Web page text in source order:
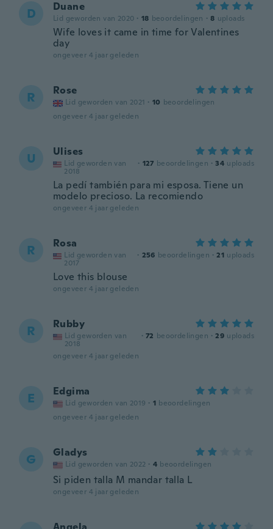
D Duane
Lid geworden van 2020 · 18 beoordelingen · 8 uploads
Wife loves it came in time for Valentines
day
ongeveer 4 jaar geleden
R Rose
Lid geworden van 2021 · 10 beoordelingen
ongeveer 4 jaar geleden
U Ulises
Lid geworden van
2018
· 127 beoordelingen · 34 uploads
La pedí también para mi esposa. Tiene un
modelo precioso. La recomiendo
ongeveer 4 jaar geleden
R Rosa
Lid geworden van
2017
· 256 beoordelingen · 21 uploads
Love this blouse
ongeveer 4 jaar geleden
R Rubby
Lid geworden van
2018
· 72 beoordelingen · 29 uploads
ongeveer 4 jaar geleden
E Edgima
Lid geworden van 2019 · 1 beoordelingen
ongeveer 4 jaar geleden
G Gladys
Lid geworden van 2022 · 4 beoordelingen
Si piden talla M mandar talla L
ongeveer 4 jaar geleden